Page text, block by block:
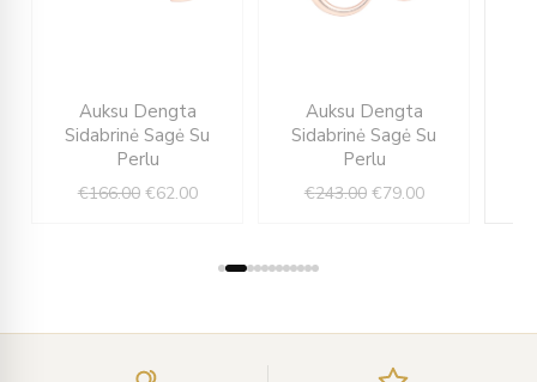
Auksu Dengta
Sidabrinė Sagė Su
Perlu
€166.00
price
was:
€166.00.
€62.00
is:
Auksu Dengta
Sidabrinė Sagė Su
Perlu
€243.00
price
was:
€243.00.
€79.00
is: